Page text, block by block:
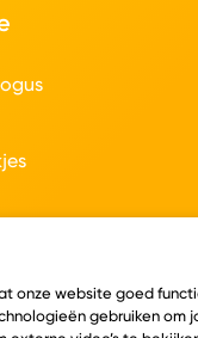
onze website goed
gebruiken om